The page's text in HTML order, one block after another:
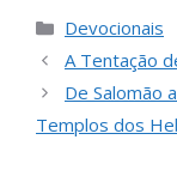
at
s
A
p
e
gr
a
m
Devocionais
A Tentação
De Salomão
Templos dos